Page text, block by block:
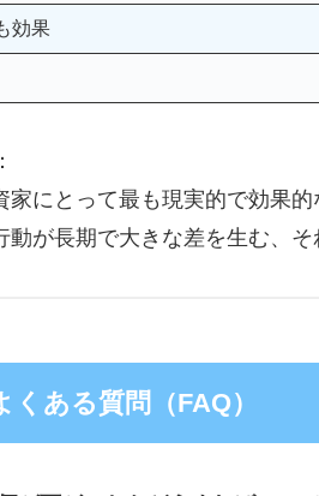
効果
家にとって最も現実的で効果的
動が長期で大きな差を生む、そ
くある質問（FAQ）